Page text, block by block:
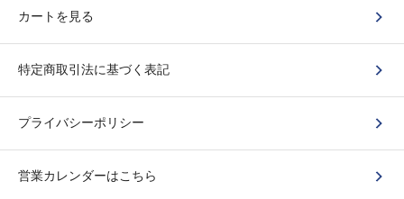
カートを見る
特定商取引法に基づく表記
プライバシーポリシー
営業カレンダーはこちら